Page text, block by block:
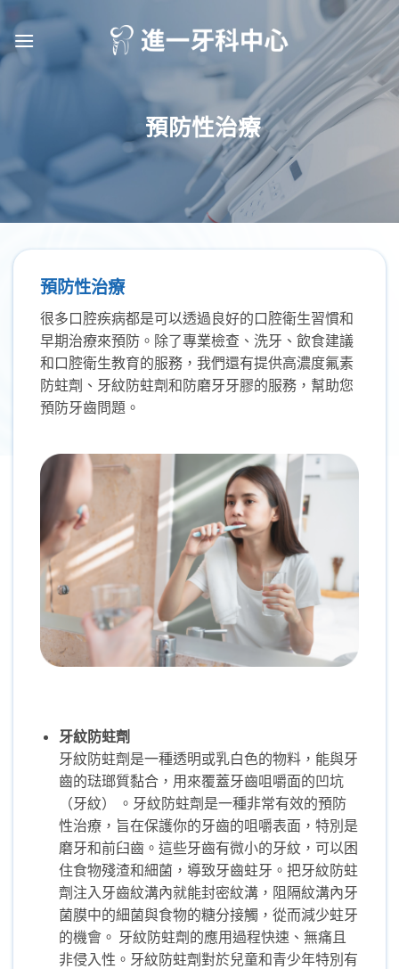
content
預防性治療
預防性治療
很多口腔疾病都是可以透過良好的口腔衛生習慣和
早期治療來預防。除了專業檢查、洗牙、飲食建議
和口腔衛生教育的服務，我們還有提供高濃度氟素
防蛀劑、牙紋防蛀劑和防磨牙牙膠的服務，幫助您
預防牙齒問題。
牙紋防蛀劑
牙紋防蛀劑是一種透明或乳白色的物料，能與牙
齒的琺瑯質黏合，用來覆蓋牙齒咀嚼面的凹坑
（牙紋） 。牙紋防蛀劑是一種非常有效的預防
性治療，旨在保護你的牙齒的咀嚼表面，特別是
磨牙和前臼齒。這些牙齒有微小的牙紋，可以困
住食物殘渣和細菌，導致牙齒蛀牙。把牙紋防蛀
劑注入牙齒紋溝內就能封密紋溝，阻隔紋溝內牙
菌膜中的細菌與食物的糖分接觸，從而減少蛀牙
的機會。 牙紋防蛀劑的應用過程快速、無痛且
非侵入性。牙紋防蛀劑對於兒童和青少年特別有